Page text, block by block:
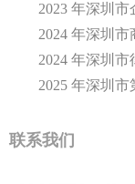
2023 年深圳
2024 年深圳
2024 年深圳
2025 年深圳
联系我们